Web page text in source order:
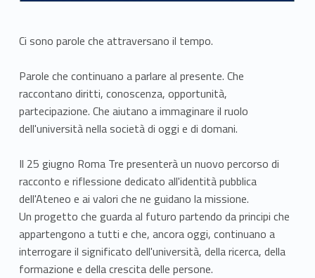
Ci sono parole che attraversano il tempo.
Parole che continuano a parlare al presente. Che
raccontano diritti, conoscenza, opportunità,
partecipazione. Che aiutano a immaginare il ruolo
dell'università nella società di oggi e di domani.
Il 25 giugno Roma Tre presenterà un nuovo percorso di
racconto e riflessione dedicato all'identità pubblica
dell'Ateneo e ai valori che ne guidano la missione.
Un progetto che guarda al futuro partendo da principi che
appartengono a tutti e che, ancora oggi, continuano a
interrogare il significato dell'università, della ricerca, della
formazione e della crescita delle persone.